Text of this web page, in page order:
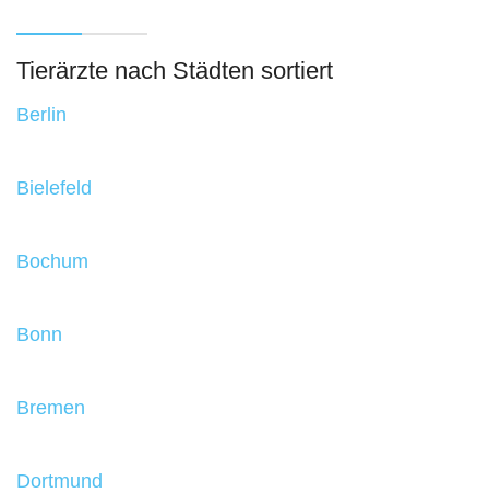
Tierärzte nach Städten sortiert
Berlin
Bielefeld
Bochum
Bonn
Bremen
Dortmund